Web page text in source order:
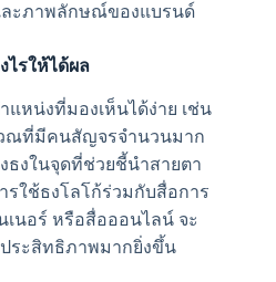
ละภาพลักษณ์ของแบรนด์
ไรให้ได้ผล
แหน่งที่มองเห็นได้ง่าย เช่น
วณที่มีคนสัญจรจำนวนมาก
ธงในจุดที่ช่วยชี้นำสายตา
ใช้ธงโลโก้ร่วมกับสื่อการ
นอร์ หรือสื่อออนไลน์ จะ
ระสิทธิภาพมากยิ่งขึ้น